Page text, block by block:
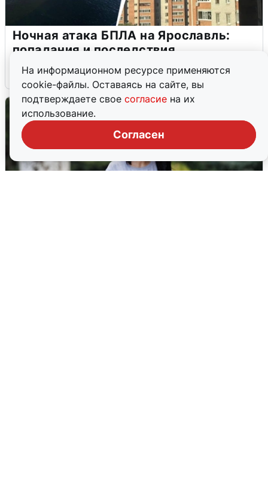
На информационном ресурсе применяются
cookie-файлы. Оставаясь на сайте, вы
подтверждаете свое согласие на их
использование.
Согласен
Ночная атака БПЛА на Ярославль:
попадания и последствия
6 августа 0